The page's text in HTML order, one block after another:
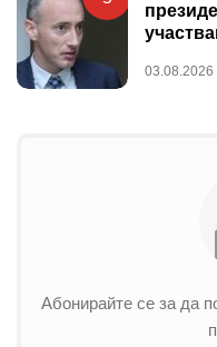
03.08.2026
Абонирайте се за да